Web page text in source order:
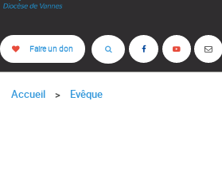
Faire un don
Accueil Evêque